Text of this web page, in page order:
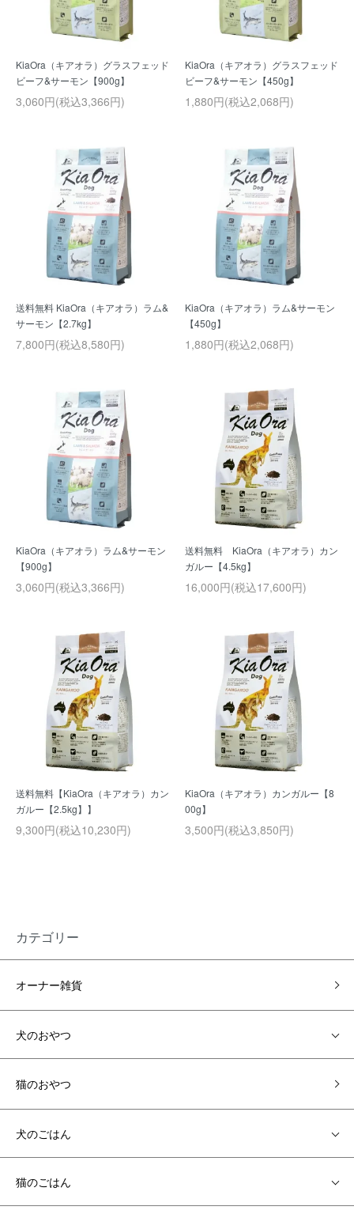
KiaOra（キアオラ）グラスフェッド
ビーフ&サーモン【900g】
3,060円(税込3,366円)
KiaOra（キアオラ）グラスフェッド
ビーフ&サーモン【450g】
1,880円(税込2,068円)
送料無料 KiaOra（キアオラ）ラム&
サーモン【2.7kg】
7,800円(税込8,580円)
KiaOra（キアオラ）ラム&サーモン
【450g】
1,880円(税込2,068円)
KiaOra（キアオラ）ラム&サーモン
【900g】
3,060円(税込3,366円)
送料無料 KiaOra（キアオラ）カン
ガルー【4.5kg】
16,000円(税込17,600円)
送料無料【KiaOra（キアオラ）カン
ガルー【2.5kg】】
9,300円(税込10,230円)
KiaOra（キアオラ）カンガルー【8
00g】
3,500円(税込3,850円)
カテゴリー
オーナー雑貨
犬のおやつ
猫のおやつ
犬のごはん
猫のごはん